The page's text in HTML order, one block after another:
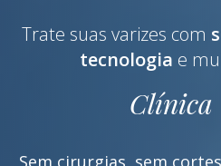
Trate suas varizes com
tecnologia e
Clínica
Sem cirurgias, sem